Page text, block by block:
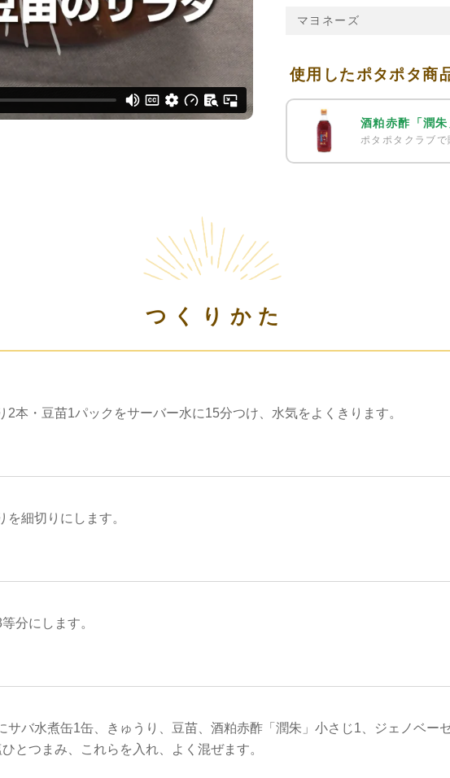
マヨネーズ
使用したポタポタ商
酒粕赤酢「潤朱
ポタポタクラブで
つくりかた
2本・豆苗1パックをサーバー水に15分つけ、水気をよくきります。
を細切りにします。
分にします。
サバ水煮缶1缶、きゅうり、豆苗、酒粕赤酢「潤朱」小さじ1、ジェノベー
ひとつまみ、これらを入れ、よく混ぜます。